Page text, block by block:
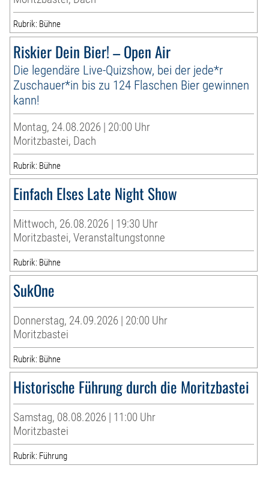
Rubrik: Bühne
Riskier Dein Bier! – Open Air
Die legendäre Live-Quizshow, bei der jede*r
Zuschauer*in bis zu 124 Flaschen Bier gewinnen
kann!
Montag, 24.08.2026 | 20:00 Uhr
Moritzbastei, Dach
Rubrik: Bühne
Einfach Elses Late Night Show
Mittwoch, 26.08.2026 | 19:30 Uhr
Moritzbastei, Veranstaltungstonne
Rubrik: Bühne
SukOne
Donnerstag, 24.09.2026 | 20:00 Uhr
Moritzbastei
Rubrik: Bühne
Historische Führung durch die Moritzbastei
Samstag, 08.08.2026 | 11:00 Uhr
Moritzbastei
Rubrik: Führung